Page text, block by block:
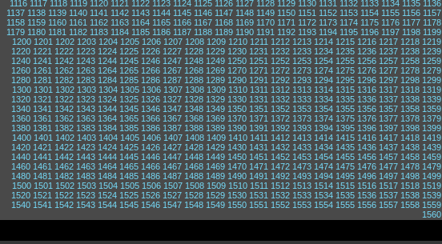
1116 1117 1118 1119 1120 1121 1122 1123 1124 1125 1126 1127 1128 1129 1130 1131 1132 1133 1134 1135 1136
1137 1138 1139 1140 1141 1142 1143 1144 1145 1146 1147 1148 1149 1150 1151 1152 1153 1154 1155 1156 1157
1158 1159 1160 1161 1162 1163 1164 1165 1166 1167 1168 1169 1170 1171 1172 1173 1174 1175 1176 1177 1178
1179 1180 1181 1182 1183 1184 1185 1186 1187 1188 1189 1190 1191 1192 1193 1194 1195 1196 1197 1198 1199
1200 1201 1202 1203 1204 1205 1206 1207 1208 1209 1210 1211 1212 1213 1214 1215 1216 1217 1218 1219
1220 1221 1222 1223 1224 1225 1226 1227 1228 1229 1230 1231 1232 1233 1234 1235 1236 1237 1238 1239
1240 1241 1242 1243 1244 1245 1246 1247 1248 1249 1250 1251 1252 1253 1254 1255 1256 1257 1258 1259
1260 1261 1262 1263 1264 1265 1266 1267 1268 1269 1270 1271 1272 1273 1274 1275 1276 1277 1278 1279
1280 1281 1282 1283 1284 1285 1286 1287 1288 1289 1290 1291 1292 1293 1294 1295 1296 1297 1298 1299
1300 1301 1302 1303 1304 1305 1306 1307 1308 1309 1310 1311 1312 1313 1314 1315 1316 1317 1318 1319
1320 1321 1322 1323 1324 1325 1326 1327 1328 1329 1330 1331 1332 1333 1334 1335 1336 1337 1338 1339
1340 1341 1342 1343 1344 1345 1346 1347 1348 1349 1350 1351 1352 1353 1354 1355 1356 1357 1358 1359
1360 1361 1362 1363 1364 1365 1366 1367 1368 1369 1370 1371 1372 1373 1374 1375 1376 1377 1378 1379
1380 1381 1382 1383 1384 1385 1386 1387 1388 1389 1390 1391 1392 1393 1394 1395 1396 1397 1398 1399
1400 1401 1402 1403 1404 1405 1406 1407 1408 1409 1410 1411 1412 1413 1414 1415 1416 1417 1418 1419
1420 1421 1422 1423 1424 1425 1426 1427 1428 1429 1430 1431 1432 1433 1434 1435 1436 1437 1438 1439
1440 1441 1442 1443 1444 1445 1446 1447 1448 1449 1450 1451 1452 1453 1454 1455 1456 1457 1458 1459
1460 1461 1462 1463 1464 1465 1466 1467 1468 1469 1470 1471 1472 1473 1474 1475 1476 1477 1478 1479
1480 1481 1482 1483 1484 1485 1486 1487 1488 1489 1490 1491 1492 1493 1494 1495 1496 1497 1498 1499
1500 1501 1502 1503 1504 1505 1506 1507 1508 1509 1510 1511 1512 1513 1514 1515 1516 1517 1518 1519
1520 1521 1522 1523 1524 1525 1526 1527 1528 1529 1530 1531 1532 1533 1534 1535 1536 1537 1538 1539
1540 1541 1542 1543 1544 1545 1546 1547 1548 1549 1550 1551 1552 1553 1554 1555 1556 1557 1558 1559
1560